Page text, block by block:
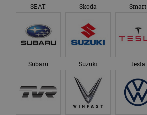
SEAT Skoda Smart
Subaru Suzuki Tesla